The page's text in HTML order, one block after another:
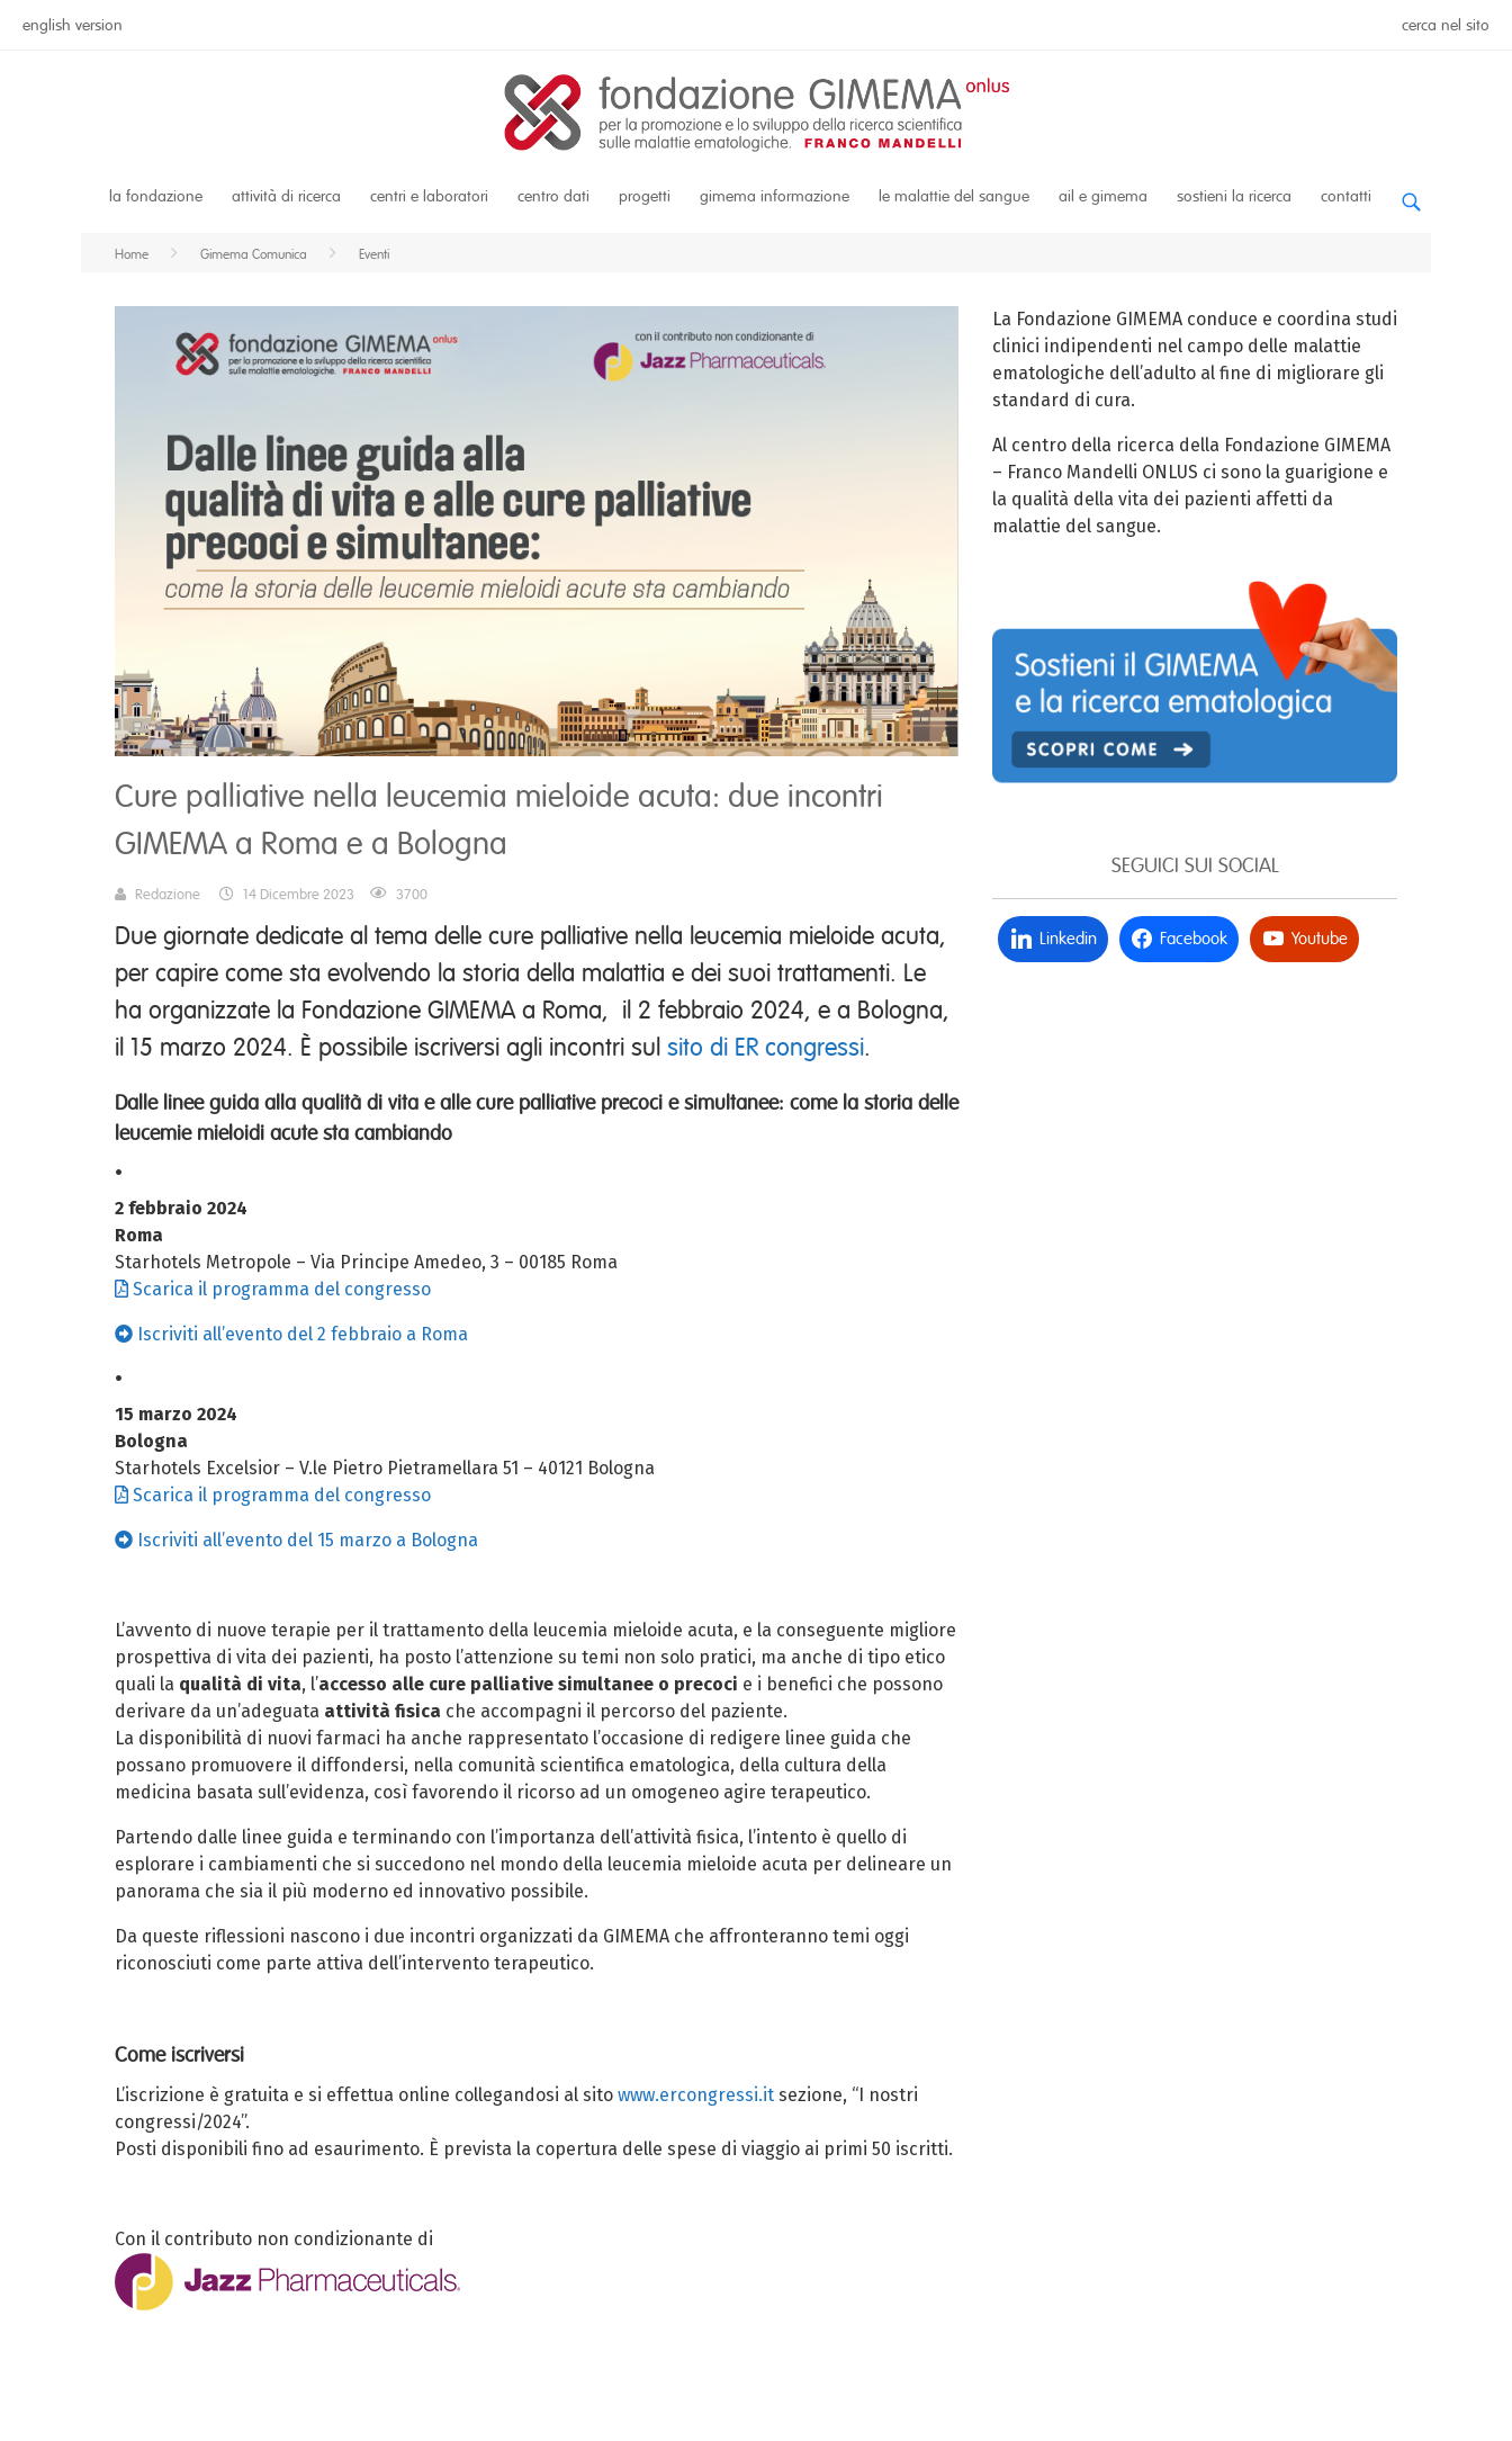
english version cerca nel sito
la fondazione attività di ricerca centri e laboratori centro dati progetti gimema informazione le malattie del sangue ail e gimema sostieni la ricerca contatti
Home Gimema Comunica Eventi
Cure palliative nella leucemia mieloide acuta: due incontri
GIMEMA a Roma e a Bologna
Redazione 14 Dicembre 2023 3700
Due giornate dedicate al tema delle cure palliative nella leucemia mieloide acuta,
per capire come sta evolvendo la storia della malattia e dei suoi trattamenti. Le
ha organizzate la Fondazione GIMEMA a Roma, il 2 febbraio 2024, e a Bologna,
il 15 marzo 2024. È possibile iscriversi agli incontri sul sito di ER congressi.
Dalle linee guida alla qualità di vita e alle cure palliative precoci e simultanee: come la storia delle
leucemie mieloidi acute sta cambiando
•
2 febbraio 2024
Roma
Starhotels Metropole – Via Principe Amedeo, 3 – 00185 Roma
Scarica il programma del congresso
Iscriviti all’evento del 2 febbraio a Roma
•
15 marzo 2024
Bologna
Starhotels Excelsior – V.le Pietro Pietramellara 51 – 40121 Bologna
Scarica il programma del congresso
Iscriviti all’evento del 15 marzo a Bologna
L’avvento di nuove terapie per il trattamento della leucemia mieloide acuta, e la conseguente migliore
prospettiva di vita dei pazienti, ha posto l’attenzione su temi non solo pratici, ma anche di tipo etico
quali la qualità di vita, l’accesso alle cure palliative simultanee o precoci e i benefici che possono
derivare da un’adeguata attività fisica che accompagni il percorso del paziente.
La disponibilità di nuovi farmaci ha anche rappresentato l’occasione di redigere linee guida che
possano promuovere il diffondersi, nella comunità scientifica ematologica, della cultura della
medicina basata sull’evidenza, così favorendo il ricorso ad un omogeneo agire terapeutico.
Partendo dalle linee guida e terminando con l’importanza dell’attività fisica, l’intento è quello di
esplorare i cambiamenti che si succedono nel mondo della leucemia mieloide acuta per delineare un
panorama che sia il più moderno ed innovativo possibile.
Da queste riflessioni nascono i due incontri organizzati da GIMEMA che affronteranno temi oggi
riconosciuti come parte attiva dell’intervento terapeutico.
Come iscriversi
L’iscrizione è gratuita e si effettua online collegandosi al sito www.ercongressi.it sezione, “I nostri
congressi/2024”.
Posti disponibili fino ad esaurimento. È prevista la copertura delle spese di viaggio ai primi 50 iscritti.
Con il contributo non condizionante di
La Fondazione GIMEMA conduce e coordina studi
clinici indipendenti nel campo delle malattie
ematologiche dell’adulto al fine di migliorare gli
standard di cura.
Al centro della ricerca della Fondazione GIMEMA
– Franco Mandelli ONLUS ci sono la guarigione e
la qualità della vita dei pazienti affetti da
malattie del sangue.
SEGUICI SUI SOCIAL
Linkedin Facebook Youtube